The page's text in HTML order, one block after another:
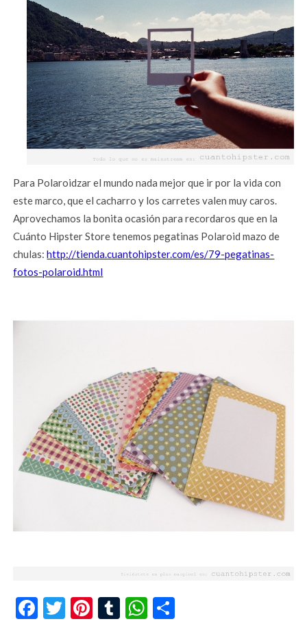
Para Polaroidzar el mundo nada mejor que ir por la vida con
este marco, que el cacharro y los carretes valen muy caros.
Aprovechamos la bonita ocasión para recordaros que en la
Cuánto Hipster Store tenemos pegatinas Polaroid mazo de
chulas:http://tienda.cuantohipster.com/es/79-pegatinas-
fotos-polaroid.html
Facebook
Twitter
Pinterest
TumblrWhatsApp